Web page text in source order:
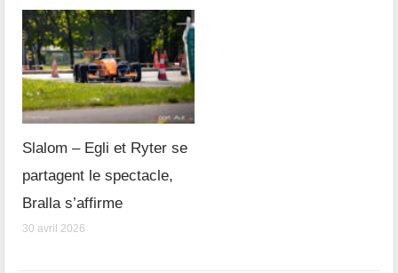
Slalom – Egli et Ryter se
partagent le spectacle,
Bralla s’affirme
30 avril 2026